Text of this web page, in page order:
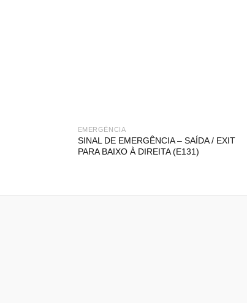
EMERGÊNCIA
SINAL DE EMERGÊNCIA – SAÍDA / EXIT
PARA BAIXO À DIREITA (E131)